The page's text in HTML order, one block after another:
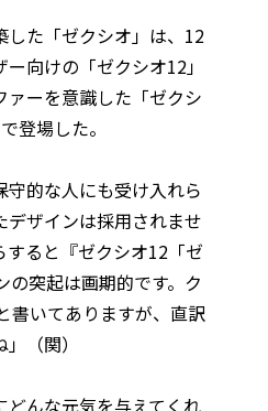
た「ゼクシオ」は、12
向けの「ゼクシオ12」
ァーを意識した「ゼクシ
登場した。
守的な人にも受け入れら
ザインは採用されませ
ると『ゼクシオ12「ゼ
の突起は画期的です。ク
書いてありますが、直訳
（関）
どんな元気を与えてくれ